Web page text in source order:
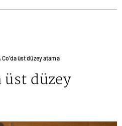
Co'da üst düzey atama
üst düzey